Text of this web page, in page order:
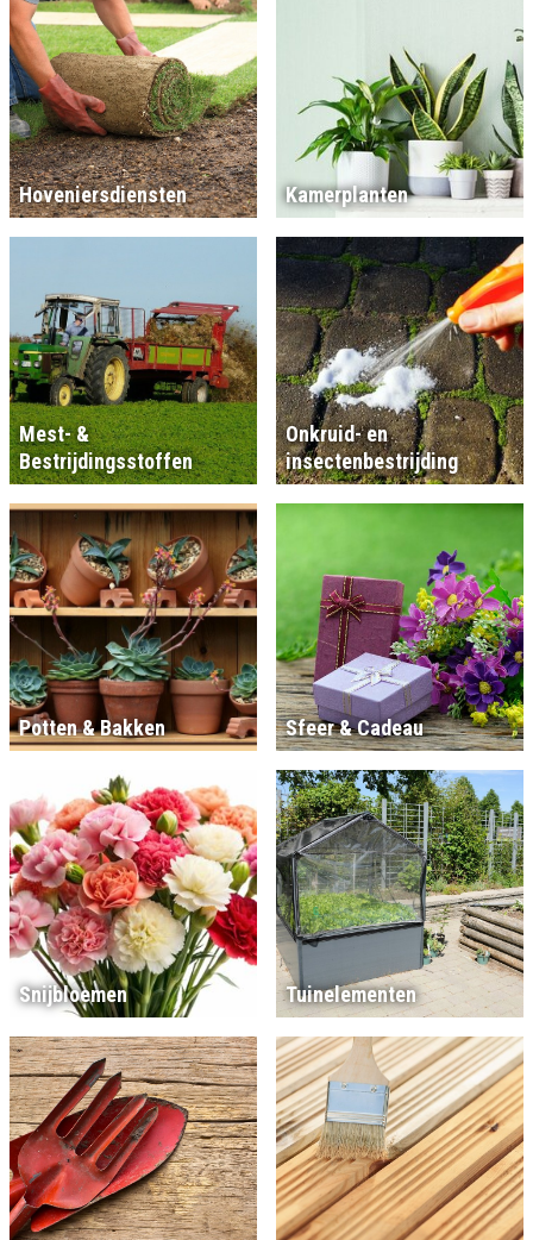
Hoveniersdiensten Kamerplanten
Mest- &
Bestrijdingsstoffen
Onkruid- en
insectenbestrijding
Potten & Bakken Sfeer & Cadeau
Snijbloemen Tuinelementen